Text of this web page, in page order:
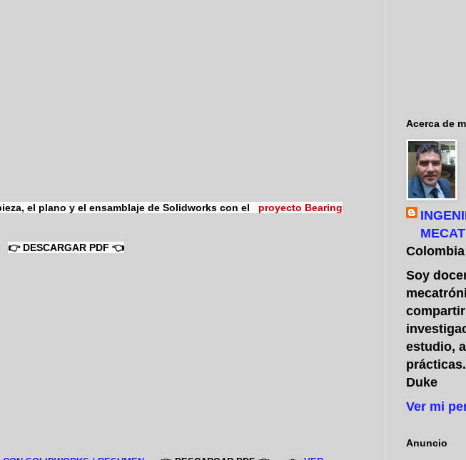
el plano y el ensamblaje de Solidworks con el
proyecto Bearing
👉 DESCARGAR PDF 👈
Acerca de
Colombia
Soy
estudio,
Duke
Ver mi
Anuncio